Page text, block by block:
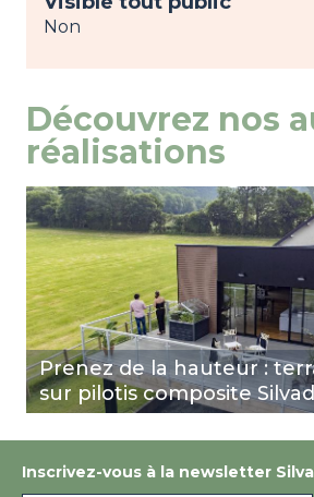
Non
Découvrez nos
réalisations
Prenez de la hauteur :
sur pilotis composite
Image
view
Inscrivez-vous à la newsletter